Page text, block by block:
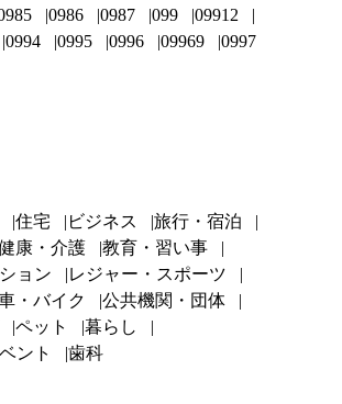
0986 0987 099
09912
0994 0995 0996 09969 0997
住宅 ビジネス
旅行・宿泊
康・介護
教育・習い事
ョン
レジャー・スポーツ
・バイク
公共機関・団体
ペット
暮らし
ント
歯科